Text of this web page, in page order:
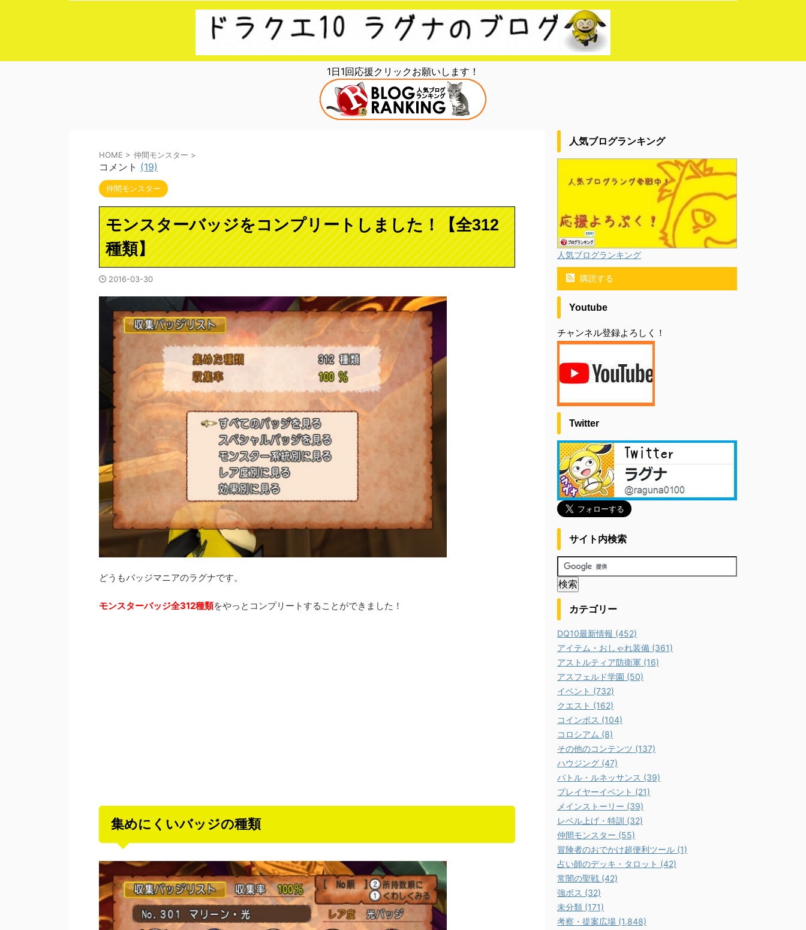
1日1回応援クリックお願いします！
HOME > 仲間モンスター >
コメント (19)
仲間モンスター
モンスターバッジをコンプリートしました！【全312
種類】
2016-03-30
どうもバッジマニアのラグナです。
モンスターバッジ全312種類をやっとコンプリートすることができました！
集めにくいバッジの種類
人気ブログランキング
人気ブログランキング
購読する
Youtube
チャンネル登録よろしく！
Twitter
サイト内検索
カテゴリー
DQ10最新情報 (452)
アイテム・おしゃれ装備 (361)
アストルティア防衛軍 (16)
アスフェルド学園 (50)
イベント (732)
クエスト (162)
コインボス (104)
コロシアム (8)
その他のコンテンツ (137)
ハウジング (47)
バトル・ルネッサンス (39)
プレイヤーイベント (21)
メインストーリー (39)
レベル上げ・特訓 (32)
仲間モンスター (55)
冒険者のおでかけ超便利ツール (1)
占い師のデッキ・タロット (42)
常闇の聖戦 (42)
強ボス (32)
未分類 (171)
考察・提案広場 (1,848)